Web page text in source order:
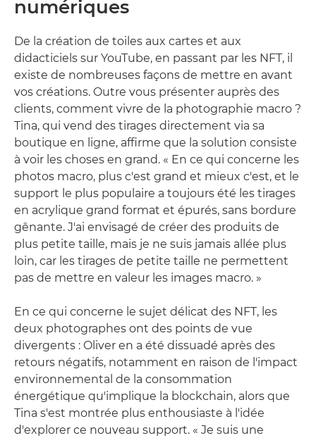
numériques
De la création de toiles aux cartes et aux
didacticiels sur YouTube, en passant par les NFT, il
existe de nombreuses façons de mettre en avant
vos créations. Outre vous présenter auprès des
clients, comment vivre de la photographie macro ?
Tina, qui vend des tirages directement via sa
boutique en ligne, affirme que la solution consiste
à voir les choses en grand. « En ce qui concerne les
photos macro, plus c'est grand et mieux c'est, et le
support le plus populaire a toujours été les tirages
en acrylique grand format et épurés, sans bordure
gênante. J'ai envisagé de créer des produits de
plus petite taille, mais je ne suis jamais allée plus
loin, car les tirages de petite taille ne permettent
pas de mettre en valeur les images macro. »
En ce qui concerne le sujet délicat des NFT, les
deux photographes ont des points de vue
divergents : Oliver en a été dissuadé après des
retours négatifs, notamment en raison de l'impact
environnemental de la consommation
énergétique qu'implique la blockchain, alors que
Tina s'est montrée plus enthousiaste à l'idée
d'explorer ce nouveau support. « Je suis une